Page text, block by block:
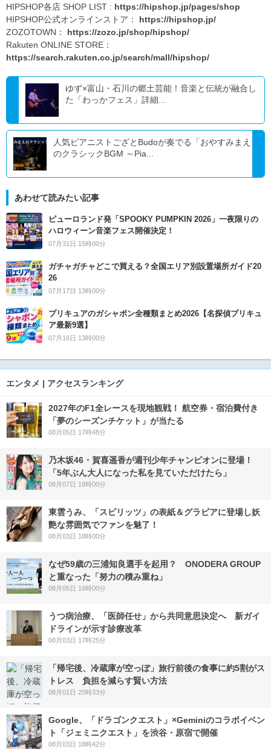
HIPSHOP各店 SHOP LIST : https://hipshop.jp/pages/shop
HIPSHOP公式オンラインストア： https://hipshop.jp/
ZOZOTOWN： https://zozo.jp/shop/hipshop/
Rakuten ONLINE STORE：
https://search.rakuten.co.jp/search/mall/hipshop/
ゆず×富山・石川の郷土芸能！音楽と伝統が融合し
た「わっかフェス」詳細...
人気ピアニストござとBudoが奏でる「おやすみまえ
のクラシックBGM ～Pia...
あわせて読みたい記事
ピューロランド発「SPOOKY PUMPKIN 2026」一夜限りの
ハロウィーン音楽フェス開催決定！
07月31日 15時00分
ガチャガチャどこで買える？全国エリア別設置場所ガイド20
26
07月17日 13時00分
プリキュアのガシャポン全種類まとめ2026【名探偵プリキュ
ア最新9選】
07月16日 13時00分
エンタメ | アクセスランキング
2027年のF1全レースを現地観戦！ 航空券・宿泊費付き
「夢のシーズンチケット」が当たる
08月05日 17時48分
乃木坂46・賀喜遥香が週刊少年チャンピオンに登場！
「5年ぶん大人になった私を見ていただけたら」
08月07日 18時00分
東雲うみ、「スピリッツ」の表紙＆グラビアに登場し妖
艶な雰囲気でファンを魅了！
08月03日 18時00分
なぜ59歳の三浦知良選手を起用？ ONODERA GROUP
と重なった「努力の積み重ね」
08月05日 16時00分
うつ病治療、「医師任せ」から共同意思決定へ 新ガイ
ドラインが示す診療改革
08月03日 17時25分
「帰宅後、冷蔵庫が空っぽ」旅行前後の食事に約5割がス
トレス 負担を減らす賢い方法
08月01日 20時33分
Google、「ドラゴンクエスト」×Geminiのコラボイベン
ト「ジェミニクエスト」を渋谷・原宿で開催
08月03日 18時42分